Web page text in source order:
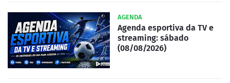
AGENDA
Agenda esportiva da TV e
streaming: sábado
(08/08/2026)